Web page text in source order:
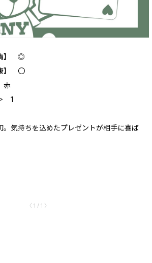
】 ◎
】 〇
赤
1
。気持ちを込めたプレゼントが相手に喜ば
〈 1 / 1 〉